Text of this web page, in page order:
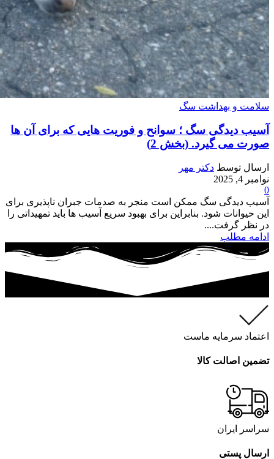
سلامت و بهداشت سگ
آسیب دیدگی سگ ؛ سوانح و فوریت هایی که برای آن ها
صورت می گیرد. (بخش 2)
ارسال توسط دکتر مهر
نوامبر 4, 2025
0
آسیب دیدگی سگ ممکن است منجر به صدمات جبران ناپذیری برای
این حیوانات شود. بنابراین برای بهبود سریع آسیب ها باید تمهیداتی را
در نظر گرفت....
ادامه مطلب
اعتماد سرمایه ماست
تضمین اصالت کالا
سراسر ایران
ارسال پستی